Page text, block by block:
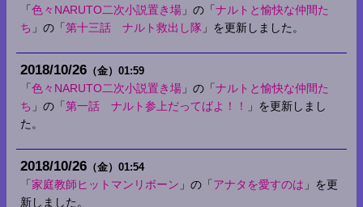
「 色々NARUTO二次小説置き場 」の「 ナルトと愉快な仲間た
ち 」の「 第十三話 ナルト救出し隊 」を更新しました。
2018 10 26 （金） 01:59
「 色々NARUTO二次小説置き場 」の「 ナルトと愉快な仲間た
ち 」の「 第一話 ナルト参上だってばよ！！
」を更新しまし
た。
2018 10 26 （金） 01:54
「 家庭教師ヒットマンリボーン 」の「 アナタを愛すのは 」を更
新しました。